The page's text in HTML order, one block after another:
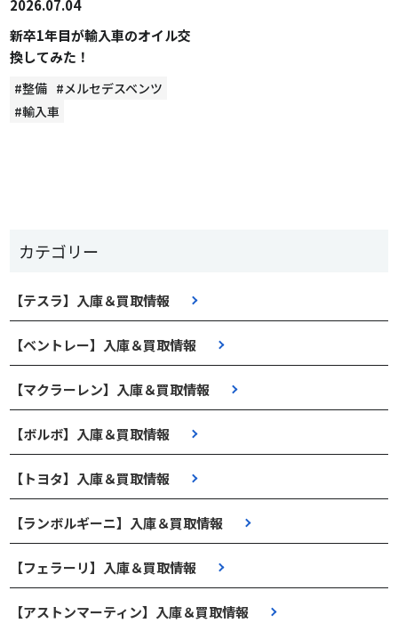
カテゴリー
【テスラ】入庫＆買取情報
【ベントレー】入庫＆買取情報
【マクラーレン】入庫＆買取情報
【ボルボ】入庫＆買取情報
【トヨタ】入庫＆買取情報
【ランボルギーニ】入庫＆買取情報
【フェラーリ】入庫＆買取情報
【アストンマーティン】入庫＆買取情報
2026.07.04
新卒1年目が輸入車のオイル交
換してみた！
#整備 #メルセデスベンツ
#輸入車